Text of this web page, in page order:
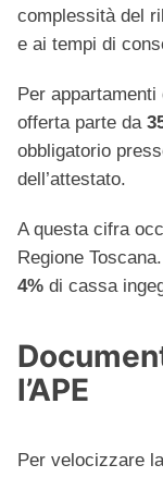
complessità del
e ai tempi di
Per
offerta parte da
obbligatorio
dell’attestato.
A questa cifra
Regione
4% di cassa
l’APE
Per velocizzare